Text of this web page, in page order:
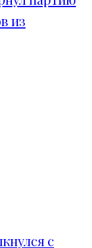
из
с